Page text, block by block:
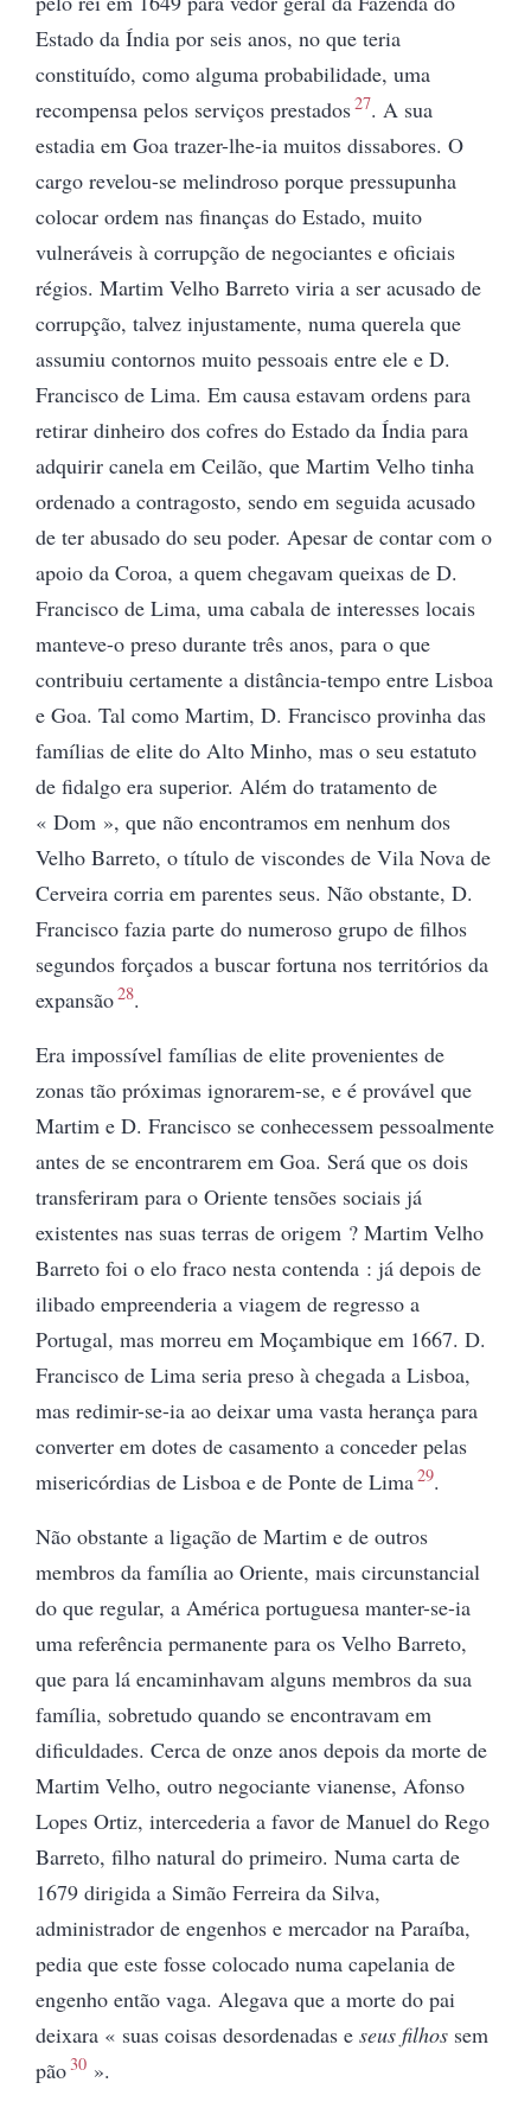
Estado da Índia por seis anos, no que teria
constituído, como alguma probabilidade, uma
recompensa pelos serviços prestados27. A sua
estadia em Goa trazer-lhe-ia muitos dissabores. O
cargo revelou-se melindroso porque pressupunha
colocar ordem nas finanças do Estado, muito
vulneráveis à corrupção de negociantes e oficiais
régios. Martim Velho Barreto viria a ser acusado de
corrupção, talvez injustamente, numa querela que
assumiu contornos muito pessoais entre ele e D.
Francisco de Lima. Em causa estavam ordens para
retirar dinheiro dos cofres do Estado da Índia para
adquirir canela em Ceilão, que Martim Velho tinha
ordenado a contragosto, sendo em seguida acusado
de ter abusado do seu poder. Apesar de contar com o
apoio da Coroa, a quem chegavam queixas de D.
Francisco de Lima, uma cabala de interesses locais
manteve-o preso durante três anos, para o que
contribuiu certamente a distância-tempo entre Lisboa
e Goa. Tal como Martim, D. Francisco provinha das
famílias de elite do Alto Minho, mas o seu estatuto
de fidalgo era superior. Além do tratamento de
« Dom », que não encontramos em nenhum dos
Velho Barreto, o título de viscondes de Vila Nova de
Cerveira corria em parentes seus. Não obstante, D.
Francisco fazia parte do numeroso grupo de filhos
segundos forçados a buscar fortuna nos territórios da
expansão28.
Era impossível famílias de elite provenientes de
zonas tão próximas ignorarem-se, e é provável que
Martim e D. Francisco se conhecessem pessoalmente
antes de se encontrarem em Goa. Será que os dois
transferiram para o Oriente tensões sociais já
existentes nas suas terras de origem ? Martim Velho
Barreto foi o elo fraco nesta contenda : já depois de
ilibado empreenderia a viagem de regresso a
Portugal, mas morreu em Moçambique em 1667. D.
Francisco de Lima seria preso à chegada a Lisboa,
mas redimir-se-ia ao deixar uma vasta herança para
converter em dotes de casamento a conceder pelas
misericórdias de Lisboa e de Ponte de Lima29.
Não obstante a ligação de Martim e de outros
membros da família ao Oriente, mais circunstancial
do que regular, a América portuguesa manter-se-ia
uma referência permanente para os Velho Barreto,
que para lá encaminhavam alguns membros da sua
família, sobretudo quando se encontravam em
dificuldades. Cerca de onze anos depois da morte de
Martim Velho, outro negociante vianense, Afonso
Lopes Ortiz, intercederia a favor de Manuel do Rego
Barreto, filho natural do primeiro. Numa carta de
1679 dirigida a Simão Ferreira da Silva,
administrador de engenhos e mercador na Paraíba,
pedia que este fosse colocado numa capelania de
engenho então vaga. Alegava que a morte do pai
deixara « suas coisas desordenadas e seus filhos sem
pão 30».